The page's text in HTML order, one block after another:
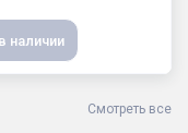
наличии
Смотреть все